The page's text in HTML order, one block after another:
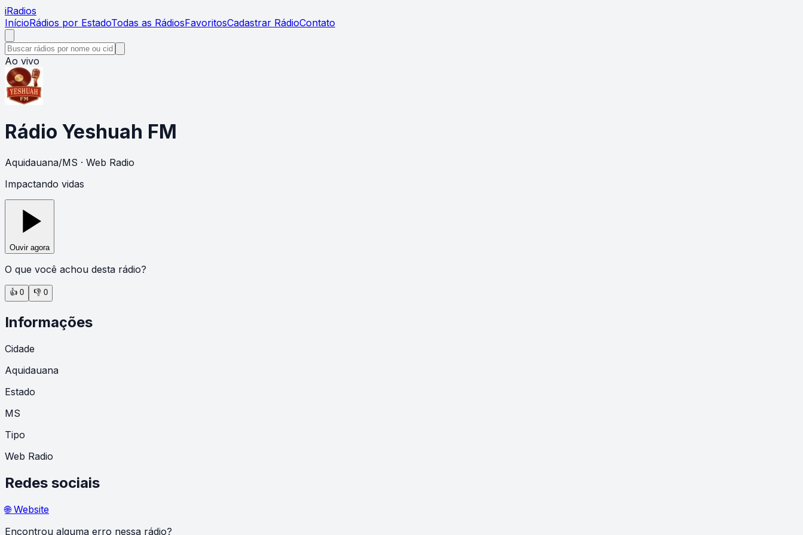
iRadios
InícioRádios por EstadoTodas as RádiosFavoritosCadastrar RádioContato
Ao vivo
Rádio Yeshuah FM
Aquidauana/MS · Web Radio
Impactando vidas
Ouvir agora
O que você achou desta rádio?
👍 0 👎 0
Informações
Cidade
Aquidauana
Estado
MS
Tipo
Web Radio
Redes sociais
🌐 Website
Encontrou alguma erro nessa rádio?